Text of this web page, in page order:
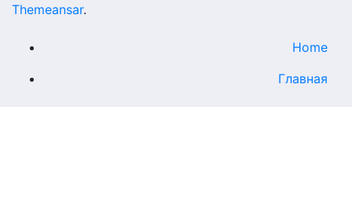
Themeansar.
Home
Главная